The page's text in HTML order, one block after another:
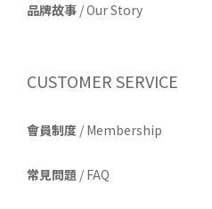
品牌故事 /Our Story
CUSTOMER SERVICE
會員制度 / Membership
常見問題 / FAQ